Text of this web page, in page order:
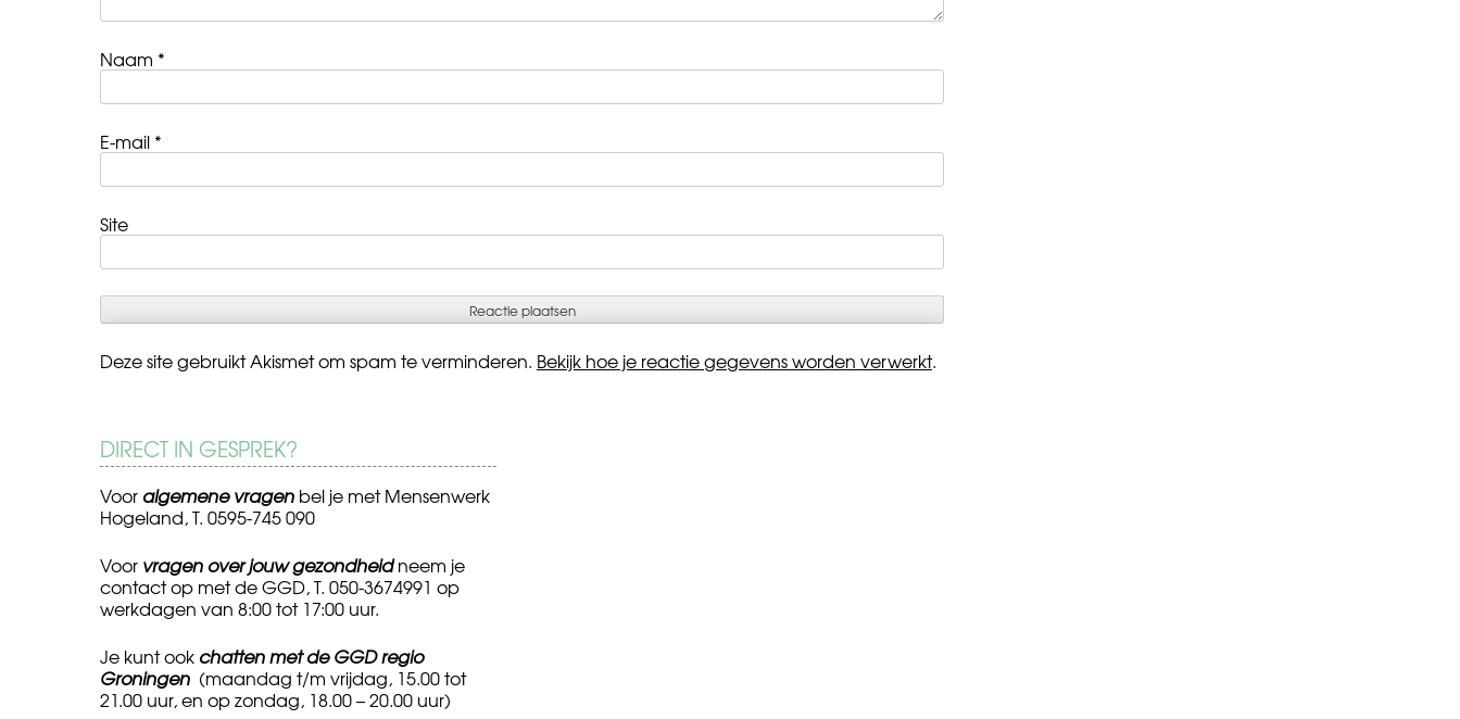
Naam *
E-mail *
Site
Deze site gebruikt Akismet om spam te verminderen. Bekijk hoe je reactie gegevens worden verwerkt.
DIRECT IN GESPREK?
Voor algemene vragen bel je met Mensenwerk
Hogeland, T. 0595-745 090
Voor vragen over jouw gezondheidneem je
contact op met de GGD, T. 050-3674991 op
werkdagen van 8:00 tot 17:00 uur.
Je kunt ook chatten met de GGD regio
Groningen (maandag t/m vrijdag, 15.00 tot
21.00 uur, en op zondag, 18.00 – 20.00 uur)